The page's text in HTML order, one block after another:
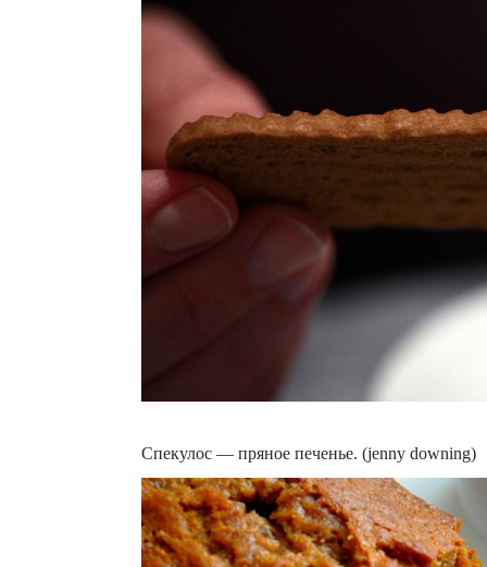
Спекулос — пряное печенье. (jenny downing)